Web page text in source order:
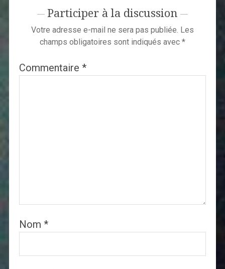
Participer à la discussion
Votre adresse e-mail ne sera pas publiée. Les
champs obligatoires sont indiqués avec *
Commentaire *
Nom *